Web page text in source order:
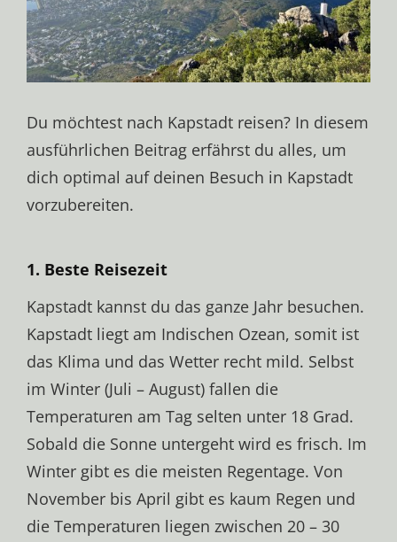
Du möchtest nach Kapstadt reisen? In diesem
ausführlichen Beitrag erfährst du alles, um
dich optimal auf deinen Besuch in Kapstadt
vorzubereiten.
1. Beste Reisezeit
Kapstadt kannst du das ganze Jahr besuchen.
Kapstadt liegt am Indischen Ozean, somit ist
das Klima und das Wetter recht mild. Selbst
im Winter (Juli – August) fallen die
Temperaturen am Tag selten unter 18 Grad.
Sobald die Sonne untergeht wird es frisch. Im
Winter gibt es die meisten Regentage. Von
November bis April gibt es kaum Regen und
die Temperaturen liegen zwischen 20 – 30